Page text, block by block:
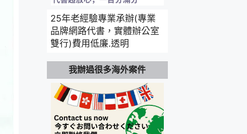
25年老經驗專業承辦(專業
品牌網路代書，實體辦公室
雙行)費用低廉.透明
我辦過很多海外案件